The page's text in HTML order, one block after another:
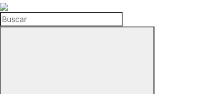
La
Hemeroteca
del
Buscar